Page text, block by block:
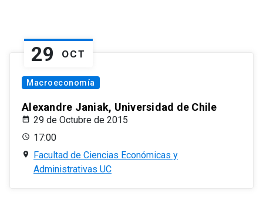
29 OCT
Macroeconomía
Alexandre Janiak, Universidad de Chile
29 de Octubre de 2015
17:00
Facultad de Ciencias Económicas y
Administrativas UC